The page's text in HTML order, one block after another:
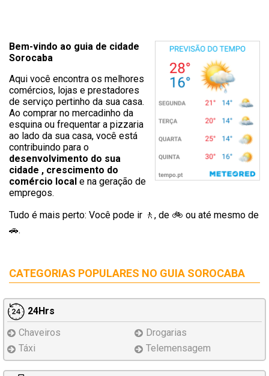
Bem-vindo ao guia de cidade
Sorocaba
Aqui você encontra os melhores
comércios, lojas e prestadores
de serviço pertinho da sua casa.
Ao comprar no mercadinho da
esquina ou frequentar a pizzaria
ao lado da sua casa, você está
contribuindo para o
desenvolvimento do sua
cidade , crescimento do
comércio local e na geração de
empregos.
Tudo é mais perto: Você pode ir 🚶‍, de 🚲 ou até mesmo de
🚗.
CATEGORIAS POPULARES NO GUIA SOROCABA
24Hrs
Chaveiros
Drogarias
Táxi
Telemensagem